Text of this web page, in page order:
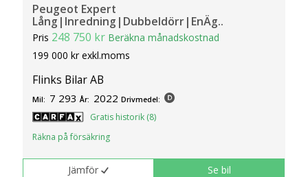
Peugeot Expert
Lång|Inredning|Dubbeldörr|EnÄg..
Pris 248 750 kr Beräkna månadskostnad
199 000 kr exkl.moms
Flinks Bilar AB
Mil: 7 293 År: 2022 Drivmedel:
Gratis historik (8)
Räkna på försäkring
Jämför Se bil